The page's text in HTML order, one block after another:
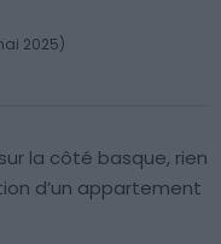
2025)
la côté basque, rien
d’un appartement